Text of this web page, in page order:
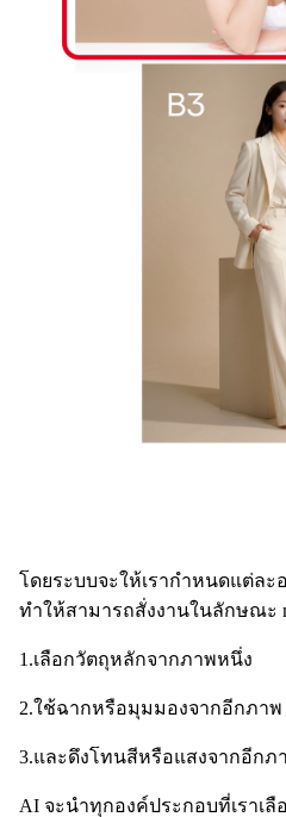
โดยระบบจะให้เรากำหนดแต่ละ
ทำให้สามารถสั่งงานในลักษณะ
1.เลือกวัตถุหลักจากภาพหนึ่ง
2.ใช้ฉากหรือมุมมองจากอีกภาพ
3.และดึงโทนสีหรือแสงจากอีกภ
AI จะนำทุกองค์ประกอบที่เราเ